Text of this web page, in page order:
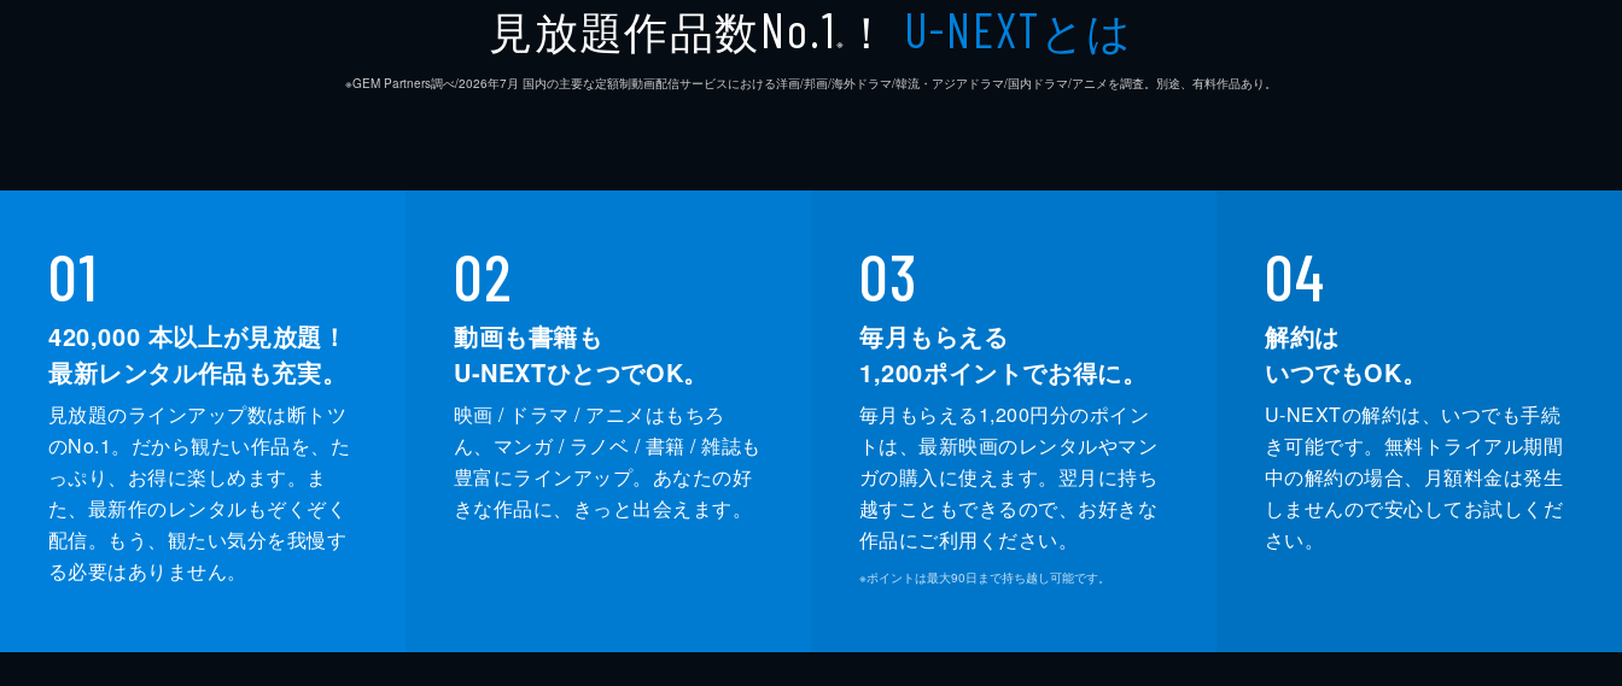
見放題作品数No.1 ※ ！ U-NEXTとは
※GEM Partners調べ/2026年7⽉ 国内の主要な定額制動画配信サービスにおける洋画/邦画/海外ドラマ/韓流・アジアドラマ/国内ドラマ/アニメを調査。別途、有料作品あり。
01
420,000 本以上が見放題！
最新レンタル作品も充実。
見放題のラインアップ数は断トツ
のNo.1。だから観たい作品を、た
っぷり、お得に楽しめます。ま
た、最新作のレンタルもぞくぞく
配信。もう、観たい気分を我慢す
る必要はありません。
02
動画も書籍も
U-NEXTひとつでOK。
映画 / ドラマ / アニメはもちろ
ん、マンガ / ラノベ / 書籍 / 雑誌も
豊富にラインアップ。あなたの好
きな作品に、きっと出会えます。
03
毎月もらえる
1,200ポイントでお得に。
毎月もらえる1,200円分のポイン
トは、最新映画のレンタルやマン
ガの購入に使えます。翌月に持ち
越すこともできるので、お好きな
作品にご利用ください。
※ポイントは最大90日まで持ち越し可能です。
04
解約は
いつでもOK。
U-NEXTの解約は、いつでも手続
き可能です。無料トライアル期間
中の解約の場合、月額料金は発生
しませんので安心してお試しくだ
さい。